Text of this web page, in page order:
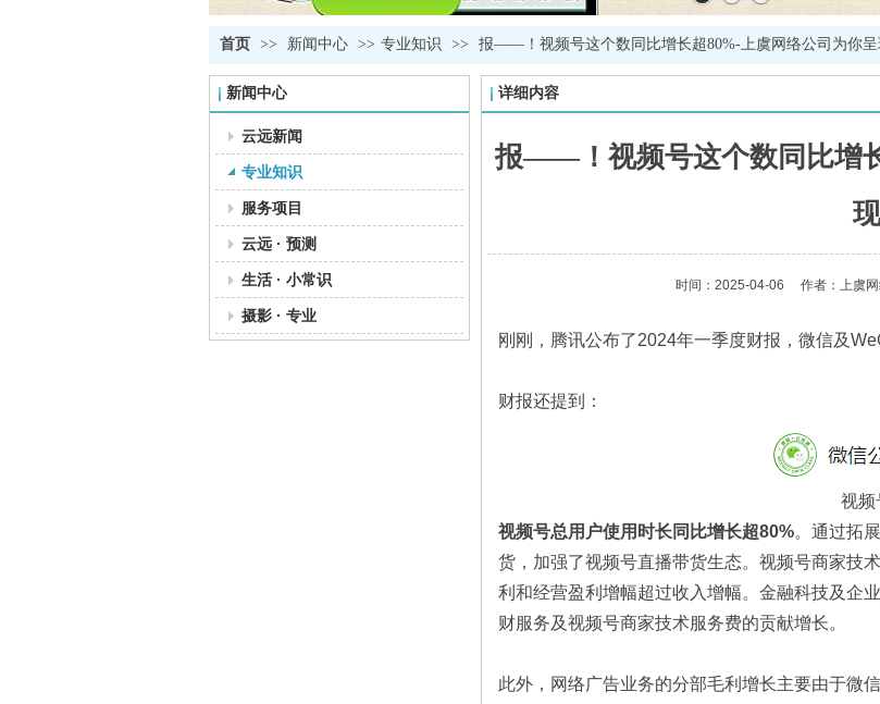
首页 >> 新闻中心 >> 专业知识 >> 报——！视频号这个数同比增长超80%-上虞网络公司为你呈
新闻中心
云远新闻
专业知识
服务项目
云远 · 预测
生活 · 小常识
摄影 · 专业
详细内容
报——！视频号这个数同比增
现
时间：2025-04-06 作者：上虞网
刚刚，腾讯公布了2024年一季度财报，微信及
财报还提到：
视频
视频号总用户使用时长同比增长超80%。通过拓
货，加强了视频号直播带货生态。视频号商家技
利和经营盈利增幅超过收入增幅。金融科技及企
财服务及视频号商家技术服务费的贡献增长。
此外，网络广告业务的分部毛利增长主要由于微